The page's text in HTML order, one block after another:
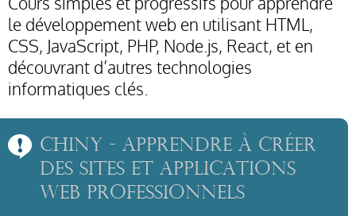
le développement web en utilisant HTML,
CSS, JavaScript, PHP, Node.js, React, et en
découvrant d’autres technologies
informatiques clés.
Chiny - apprendre à créer
des sites et applications
Web professionnels